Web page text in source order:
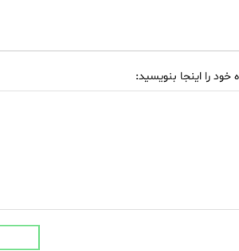
خود را اینجا بنویسید: